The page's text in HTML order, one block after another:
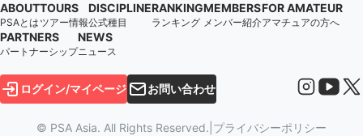
ABOUT
PSAとは
TOURS
ツアー情報
DISCIPLINE
公式種目
RANKING
ランキング
MEMBERS
メンバー紹介
FOR AMATEUR
アマチュアの方へ
PARTNERS
パートナーシップ
NEWS
ニュース
ログイン/マイページ お問い合わせ
© PSA Asia. All Rights Reserved. プライバシーポリシー